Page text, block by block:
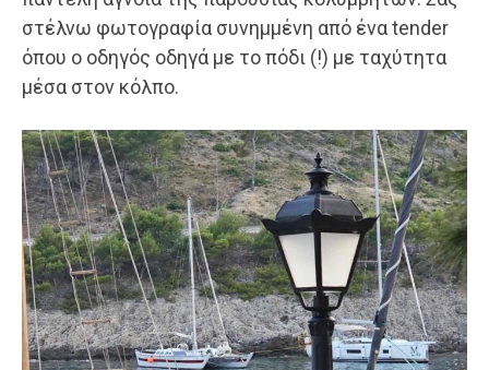
στέλνω φωτογραφία συνημμένη από ένα tender
όπου ο οδηγός οδηγά με το πόδι (!) με ταχύτητα
μέσα στον κόλπο.